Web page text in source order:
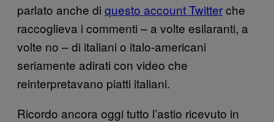
parlato anche di questo account Twitterche
raccoglieva i commenti – a volte esilaranti, a
volte no – di italiani o italo-americani
seriamente adirati con video che
reinterpretavano piatti italiani.
Ricordo ancora oggi tutto l’astio ricevuto in